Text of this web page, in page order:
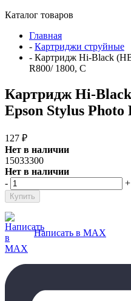
Каталог товаров
Главная
- Картриджи струйные
- Картридж Hi-Black
R800/ 1800, C
Картридж Hi-
Epson Stylus Photo
127 ₽
Нет в наличии
15033300
Нет в наличии
-
+
Написать в MAX